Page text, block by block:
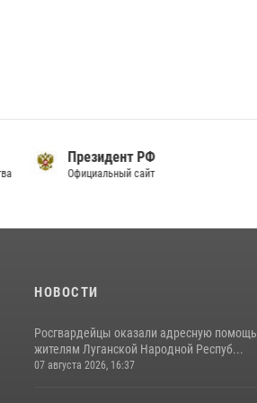
Президент РФ
Официальный сайт
НОВОСТИ
Росгвардейцы оказали адресную помощь
жителям Луганской Народной Респуб...
07 августа 2026, 16:37